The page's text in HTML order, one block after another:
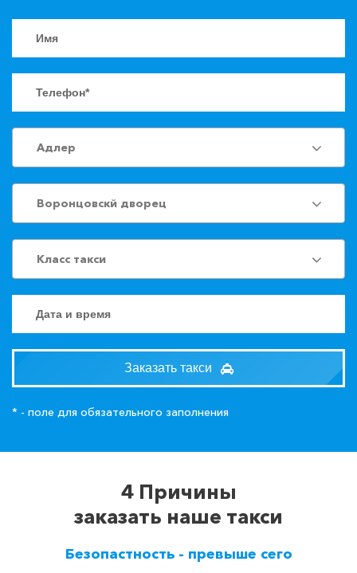
Адлер
Воронцовскй дворец
Класс такси
Заказать такси
* - поле для обязательного заполнения
4 Причины
заказать наше такси
Безопастность - превыше сего